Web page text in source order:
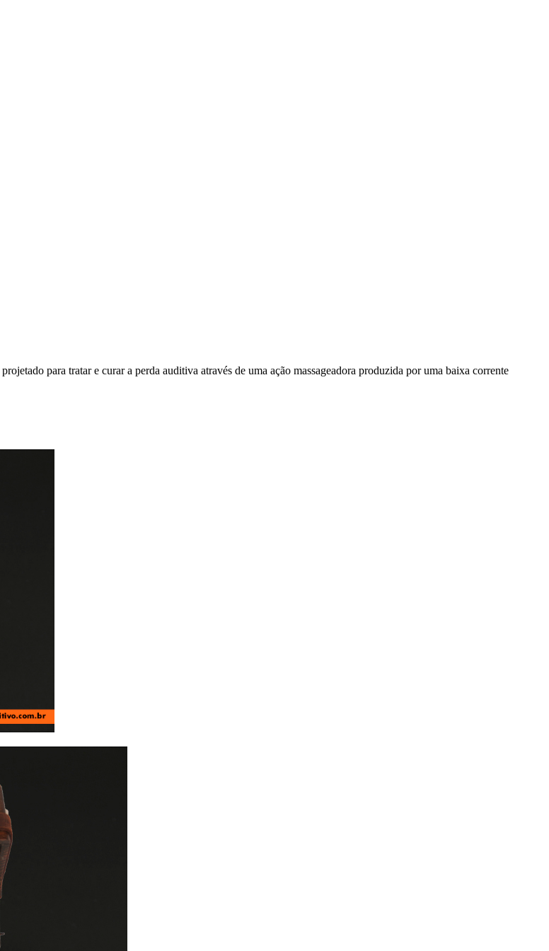
para tratar e curar a perda auditiva através de uma ação massageadora produzida por uma baixa corrente